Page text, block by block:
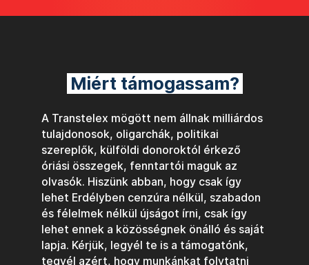
Miért támogassam?
A Transtelex mögött nem állnak milliárdos
tulajdonosok, oligarchák, politikai
szereplők, külföldi donoroktól érkező
óriási összegek, fenntartói maguk az
olvasók. Hiszünk abban, hogy csak így
lehet Erdélyben cenzúra nélkül, szabadon
és félelmek nélkül újságot írni, csak így
lehet ennek a közösségnek önálló és saját
lapja. Kérjük, legyél te is a támogatónk,
tegyél azért, hogy munkánkat folytatni